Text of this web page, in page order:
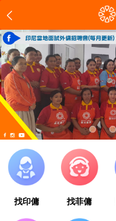
1 2 3
找印傭 找菲傭